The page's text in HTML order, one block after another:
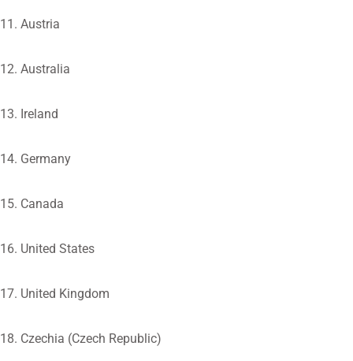
11. Austria
12. Australia
13. Ireland
14. Germany
15. Canada
16. United States
17. United Kingdom
18. Czechia (Czech Republic)